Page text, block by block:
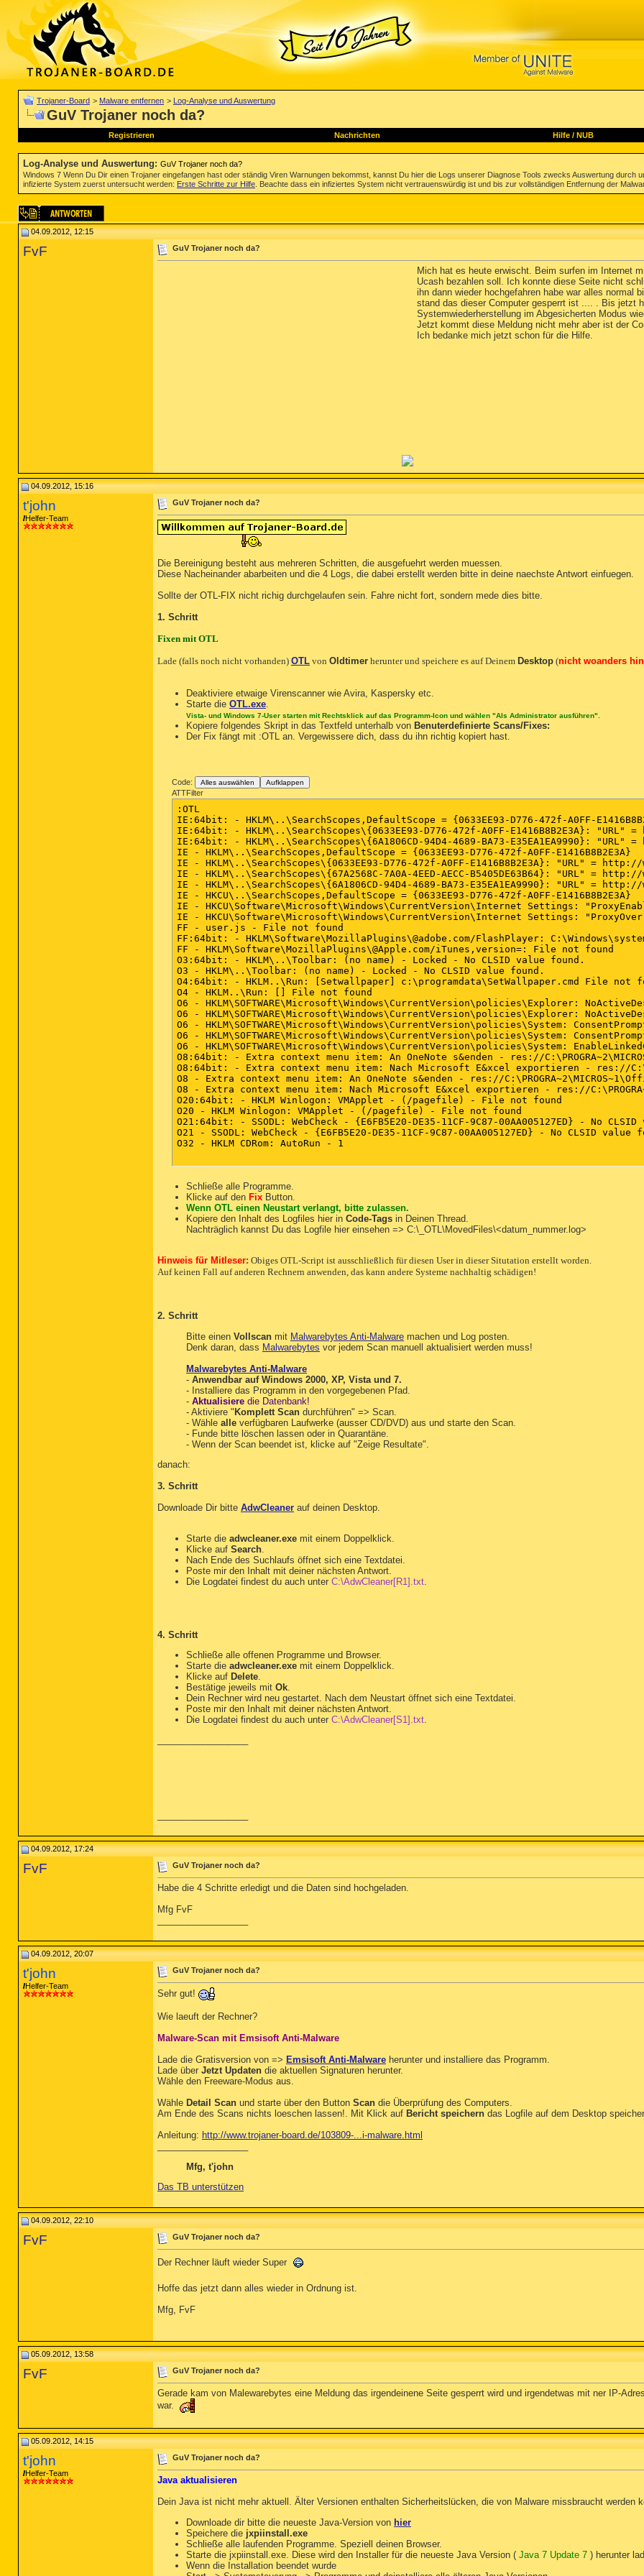
Trojaner-Board > Malware entfernen > Log-Analyse und Auswertung
GuV Trojaner noch da?
Registrieren Nachrichten Hilfe/ NUB
Log-Analyse und Auswertung: GuV Trojaner noch da?
Windows 7 Wenn Du Dir einen Trojaner eingefangen hast oder ständig Viren Warnungen bekommst, kannst Du hier die Logs unserer Diagnose Tools zwecks Auswertung
infizierte System zuerst untersucht werden: Erste Schritte zur Hilfe . Beachte dass ein infiziertes System nicht vertrauenswürdig ist und bis zur vollständigen Entfernung der
04.09.2012, 12:15
FvF GuV Trojaner noch da?
Mich hat es heute erwischt. Beim surfen im Internet
Ucash bezahlen soll. Ich konnte diese Seite nicht
ihn dann wieder hochgefahren habe war alles normal
stand das dieser Computer gesperrt ist .... . Bis jetzt
Systemwiederherstellung im Abgesicherten Modus
Jetzt kommt diese Meldung nicht mehr aber ist der
Ich bedanke mich jetzt schon für die Hilfe.
04.09.2012, 15:16
t'john
Helfer-Team
GuV Trojaner noch da?
Die Bereinigung besteht aus mehreren Schritten, die ausgefuehrt werden muessen.
Diese Nacheinander abarbeiten und die 4 Logs, die dabei erstellt werden bitte in deine naechste Antwort einfuegen.
Sollte der OTL-FIX nicht richig durchgelaufen sein. Fahre nicht fort, sondern mede dies bitte.
1. Schritt
Fixen mit OTL
Lade (falls noch nicht vorhanden) OTL von Oldtimer herunter und speichere es auf Deinem Desktop (nicht woanders hin
Deaktiviere etwaige Virenscanner wie Avira, Kaspersky etc.
Starte die OTL.exe
Vista- und Windows 7-User starten mit Rechtsklick auf das Programm-Icon und wählen "Als Administrator ausführen".
Kopiere folgendes Skript in das Textfeld unterhalb von Benuterdefinierte Scans/Fixes:
Der Fix fängt mit :OTL an. Vergewissere dich, dass du ihn richtig kopiert hast.
Code: Alles auswählen Aufklappen
ATTFilter
:OTL
IE:64bit: - HKLM\..\SearchScopes,DefaultScope = {0633EE93-D776-472f-A0FF-
IE:64bit: - HKLM\..\SearchScopes\{0633EE93-D776-472f-A0FF-E1416B8B2E3A}: "URL"
IE:64bit: - HKLM\..\SearchScopes\{6A1806CD-94D4-4689-BA73-E35EA1EA9990}:
IE - HKLM\..\SearchScopes,DefaultScope = {0633EE93-D776-472f-A0FF-E1416B8B2E3A}
IE - HKLM\..\SearchScopes\{0633EE93-D776-472f-A0FF-E1416B8B2E3A}: "URL" = http://
IE - HKLM\..\SearchScopes\{67A2568C-7A0A-4EED-AECC-B5405DE63B64}: "URL" =
IE - HKLM\..\SearchScopes\{6A1806CD-94D4-4689-BA73-E35EA1EA9990}: "URL" =
IE - HKCU\..\SearchScopes,DefaultScope = {0633EE93-D776-472f-A0FF-E1416B8B2E3A}
IE - HKCU\Software\Microsoft\Windows\CurrentVersion\Internet Settings:
IE - HKCU\Software\Microsoft\Windows\CurrentVersion\Internet Settings:
FF - user.js - File not found
FF:64bit: - HKLM\Software\MozillaPlugins\@adobe.com/FlashPlayer:
FF - HKLM\Software\MozillaPlugins\@Apple.com/iTunes,version=: File not found
O3:64bit: - HKLM\..\Toolbar: (no name) - Locked - No CLSID value found.
O3 - HKLM\..\Toolbar: (no name) - Locked - No CLSID value found.
O4:64bit: - HKLM..\Run: [Setwallpaper] c:\programdata\SetWallpaper.cmd File not
O4 - HKLM..\Run: [] File not found
O6 - HKLM\SOFTWARE\Microsoft\Windows\CurrentVersion\policies\Explorer:
O6 - HKLM\SOFTWARE\Microsoft\Windows\CurrentVersion\policies\Explorer:
O6 - HKLM\SOFTWARE\Microsoft\Windows\CurrentVersion\policies\System:
O6 - HKLM\SOFTWARE\Microsoft\Windows\CurrentVersion\policies\System:
O6 - HKLM\SOFTWARE\Microsoft\Windows\CurrentVersion\policies\System:
O8:64bit: - Extra context menu item: An OneNote s&enden - res://
O8:64bit: - Extra context menu item: Nach Microsoft E&xcel exportieren - res://
O8 - Extra context menu item: An OneNote s&enden - res://
O8 - Extra context menu item: Nach Microsoft E&xcel exportieren - res://
O20:64bit: - HKLM Winlogon: VMApplet - (/pagefile) - File not found
O20 - HKLM Winlogon: VMApplet - (/pagefile) - File not found
O21:64bit: - SSODL: WebCheck - {E6FB5E20-DE35-11CF-9C87-00AA005127ED} - No
O21 - SSODL: WebCheck - {E6FB5E20-DE35-11CF-9C87-00AA005127ED} - No CLSID
O32 - HKLM CDRom: AutoRun - 1
:Files
C:\ProgramData\TEMP
C:\Users\FVF1991\AppData\Local\Temp\*.exe
%SystemRoot%\SysWOW64\*.tmp
:Commands
[purity]
Schließe alle Programme.
Klicke auf den Fix Button.
Wenn OTL einen Neustart verlangt, bitte zulassen.
Kopiere den Inhalt des Logfiles hier in Code-Tags in Deinen Thread.
Nachträglich kannst Du das Logfile hier einsehen => C:\_OTL\MovedFiles\<datum_nummer.log>
Hinweis für Mitleser: Obiges OTL-Script ist ausschließlich für diesen User in dieser Situtation erstellt worden.
Auf keinen Fall auf anderen Rechnern anwenden, das kann andere Systeme nachhaltig schädigen!
2. Schritt
Bitte einen Vollscan mit Malwarebytes Anti-Malware machen und Log posten.
Denk daran, dass Malwarebytes vor jedem Scan manuell aktualisiert werden muss!
Malwarebytes Anti-Malware
- Anwendbar auf Windows 2000, XP, Vista und 7.
- Installiere das Programm in den vorgegebenen Pfad.
- Aktualisiere die Datenbank!
- Aktiviere "Komplett Scan durchführen" => Scan.
- Wähle alle verfügbaren Laufwerke (ausser CD/DVD) aus und starte den Scan.
- Funde bitte löschen lassen oder in Quarantäne.
- Wenn der Scan beendet ist, klicke auf "Zeige Resultate".
danach:
3. Schritt
Downloade Dir bitte AdwCleaner auf deinen Desktop.
Starte die adwcleaner.exe mit einem Doppelklick.
Klicke auf Search.
Nach Ende des Suchlaufs öffnet sich eine Textdatei.
Poste mir den Inhalt mit deiner nächsten Antwort.
Die Logdatei findest du auch unter C:\AdwCleaner[R1].txt.
4. Schritt
Schließe alle offenen Programme und Browser.
Starte die adwcleaner.exe mit einem Doppelklick.
Klicke auf Delete
Bestätige jeweils mit Ok
Dein Rechner wird neu gestartet. Nach dem Neustart öffnet sich eine Textdatei.
Poste mir den Inhalt mit deiner nächsten Antwort.
Die Logdatei findest du auch unter C:\AdwCleaner[S1].txt
04.09.2012, 17:24
FvF GuV Trojaner noch da?
Habe die 4 Schritte erledigt und die Daten sind hochgeladen.
Mfg FvF
04.09.2012, 20:07
t'john
Helfer-Team
GuV Trojaner noch da?
Sehr gut!
Wie laeuft der Rechner?
Malware-Scan mit Emsisoft Anti-Malware
Lade die Gratisversion von => Emsisoft Anti-Malware herunter und installiere das Programm.
Lade über Jetzt Updaten die aktuellen Signaturen herunter.
Wähle den Freeware-Modus aus.
Wähle Detail Scan und starte über den Button Scan die Überprüfung des Computers.
Am Ende des Scans nichts loeschen lassen!. Mit Klick auf Bericht speichern das Logfile auf dem Desktop
Anleitung: http://www.trojaner-board.de/103809-...i-malware.html
Mfg, t'john
Das TB unterstützen
04.09.2012, 22:10
FvF GuV Trojaner noch da?
Der Rechner läuft wieder Super
Hoffe das jetzt dann alles wieder in Ordnung ist.
Mfg, FvF
05.09.2012, 13:58
FvF GuV Trojaner noch da?
Gerade kam von Malewarebytes eine Meldung das irgendeinene Seite gesperrt wird und irgendetwas mit ner IP-
war.
05.09.2012, 14:15
t'john
Helfer-Team
GuV Trojaner noch da?
Java aktualisieren
Dein Java ist nicht mehr aktuell. Älter Versionen enthalten Sicherheitslücken, die von Malware missbraucht werden
Downloade dir bitte die neueste Java-Version von hier
Speichere die jxpiinstall.exe
Schließe alle laufenden Programme. Speziell deinen Browser.
Starte die jxpiinstall.exe. Diese wird den Installer für die neueste Java Version ( Java 7 Update 7 ) herunter
Wenn die Installation beendet wurde